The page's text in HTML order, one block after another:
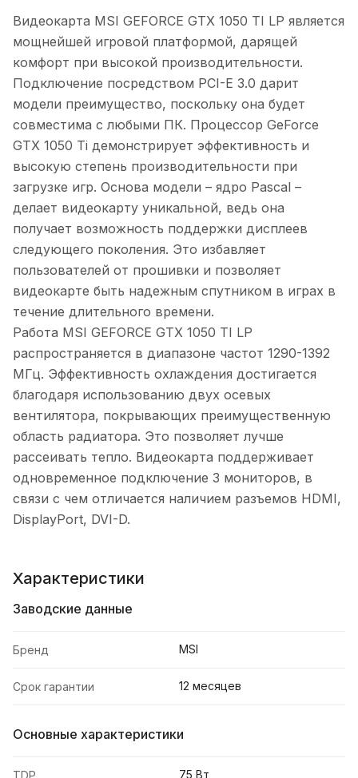
Видеокарта MSI GEFORCE GTX 1050 TI LP является
мощнейшей игровой платформой, дарящей
комфорт при высокой производительности.
Подключение посредством PCI-E 3.0 дарит
модели преимущество, поскольку она будет
совместима с любыми ПК. Процессор GeForce
GTX 1050 Ti демонстрирует эффективность и
высокую степень производительности при
загрузке игр. Основа модели – ядро Pascal –
делает видеокарту уникальной, ведь она
получает возможность поддержки дисплеев
следующего поколения. Это избавляет
пользователей от прошивки и позволяет
видеокарте быть надежным спутником в играх в
течение длительного времени.
Работа MSI GEFORCE GTX 1050 TI LP
распространяется в диапазоне частот 1290-1392
МГц. Эффективность охлаждения достигается
благодаря использованию двух осевых
вентилятора, покрывающих преимущественную
область радиатора. Это позволяет лучше
рассеивать тепло. Видеокарта поддерживает
одновременное подключение 3 мониторов, в
связи с чем отличается наличием разъемов HDMI,
DisplayPort, DVI-D.
Характеристики
Заводские данные
Бренд MSI
Срок гарантии 12 месяцев
Основные характеристики
75 Вт